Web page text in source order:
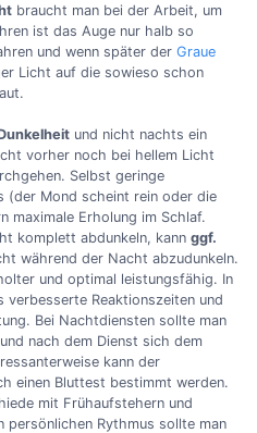
braucht man bei der Arbeit, um
ist das Auge nur halb so
und wenn später der Graue
Licht auf die sowieso schon
und nicht nachts ein
vorher noch bei hellem Licht
Selbst geringe
(der Mond scheint rein oder die
maximale Erholung im Schlaf.
komplett abdunkeln, kann ggf.
während der Nacht abzudunkeln.
und optimal leistungsfähig. In
Reaktionszeiten und
Bei Nachtdiensten sollte man
nach dem Dienst sich dem
kann der
einen Bluttest bestimmt werden.
mit Frühaufstehern und
persönlichen Rythmus sollte man